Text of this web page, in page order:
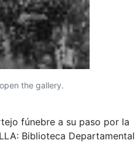
the gallery.
fúnebre a su paso por la
Biblioteca Departamental